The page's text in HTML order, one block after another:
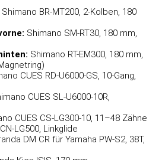
Shimano BR-MT200, 2-Kolben, 180
Shimano SM-RT30, 180 mm,
Shimano RT-EM300, 180 mm,
CUES RD-U6000-GS, 10-Gang,
CUES SL-U6000-10R,
CUES CS-LG300-10, 11–48 Zähne
LG500, Linkglide
DM CR für Yamaha PW-S2, 38T,